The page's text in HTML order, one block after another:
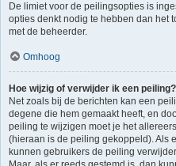
De limiet voor de peilingsopties is
opties denkt nodig te hebben dan het
met de beheerder.
Omhoog
Hoe wijzig of verwijder ik een peiling?
Net zoals bij de berichten kan een
degene die hem gemaakt heeft, en
peiling te wijzigen moet je het
(hieraan is de peiling gekoppeld). Als
kunnen gebruikers de peiling